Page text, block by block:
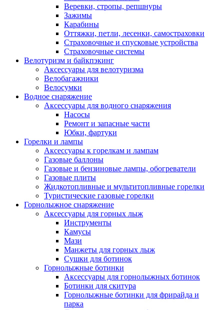
Веревки, стропы, репшнуры
Зажимы
Карабины
Оттяжки, петли, лесенки, самостраховки
Страховочные и спусковые устройства
Страховочные системы
Велотуризм и байкпэкинг
Аксессуары для велотуризма
Велобагажники
Велосумки
Водное снаряжение
Аксессуары для водного снаряжения
Насосы
Ремонт и запасные части
Юбки, фартуки
Горелки и лампы
Аксессуары к горелкам и лампам
Газовые баллоны
Газовые и бензиновые лампы, обогреватели
Газовые плиты
Жидкотопливные и мультитопливные горелки
Туристические газовые горелки
Горнолыжное снаряжение
Аксессуары для горных лыж
Инструменты
Камусы
Мази
Манжеты для горных лыж
Сушки для ботинок
Горнолыжные ботинки
Аксессуары для горнолыжных ботинок
Ботинки для скитура
Горнолыжные ботинки для фрирайда и
парка